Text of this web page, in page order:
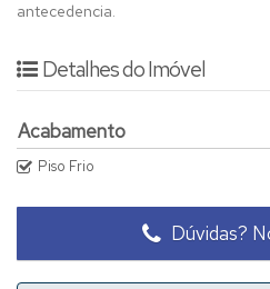
antecedencia.
Detalhes do Imóvel
Acabamento
Piso Frio
Dúvidas?